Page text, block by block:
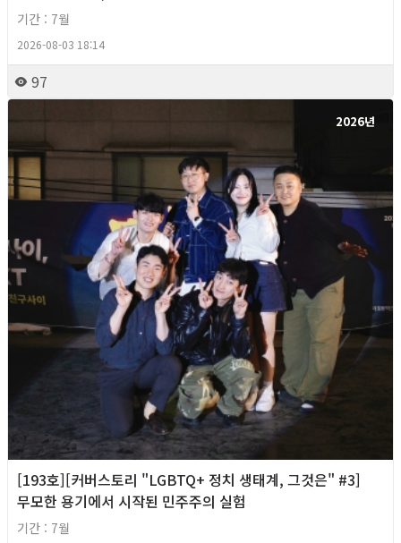
기간 : 7월
2026-08-03 18:14
97
2026년
[193호][커버스토리 "LGBTQ+ 정치 생태계, 그것은" #3]
무모한 용기에서 시작된 민주주의 실험
기간 : 7월